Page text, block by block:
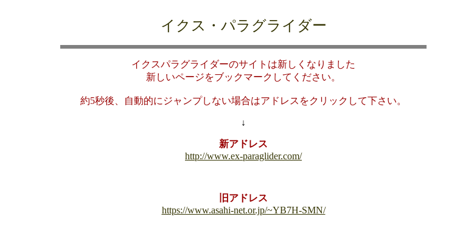
イクス・パラグライダー
イクスパラグライダーのサイトは新しくなりました
新しいページをブックマークしてください。
約5秒後、自動的にジャンプしない場合はアドレスをクリックして下さい。
↓
新アドレス
http://www.ex-paraglider.com/
旧アドレス
https://www.asahi-net.or.jp/~YB7H-SMN/